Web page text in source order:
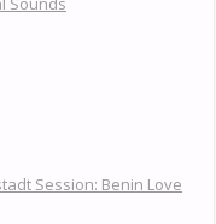
Session: Benin Love